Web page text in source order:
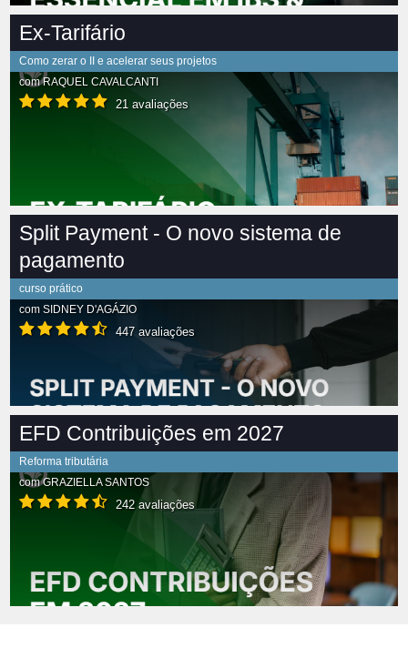
Ex-Tarifário
Como zerar o II e acelerar seus projetos
comRAQUEL CAVALCANTI
21 avaliações
Split Payment - O novo sistema de
pagamento
curso prático
com SIDNEY D'AGÁZIO
447 avaliações
EFD Contribuições em 2027
Reforma tributária
comGRAZIELLA SANTOS
242 avaliações